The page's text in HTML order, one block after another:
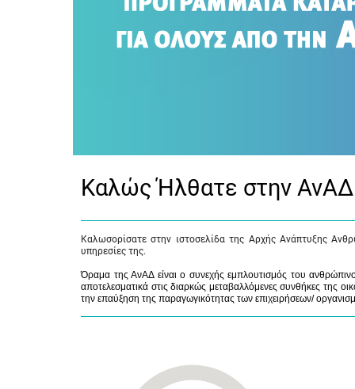
Καλώς Ήλθατε στην ΑνΑΔ
Καλωσορίσατε στην ιστοσελίδα της Αρχής Ανάπτυξης
υπηρεσίες της.
Όραμα της ΑνΑΔ είναι ο συνεχής εμπλουτισμός του
αποτελεσματικά στις διαρκώς μεταβαλλόμενες συνθήκες της
την επαύξηση της παραγωγικότητας των επιχειρήσεων/